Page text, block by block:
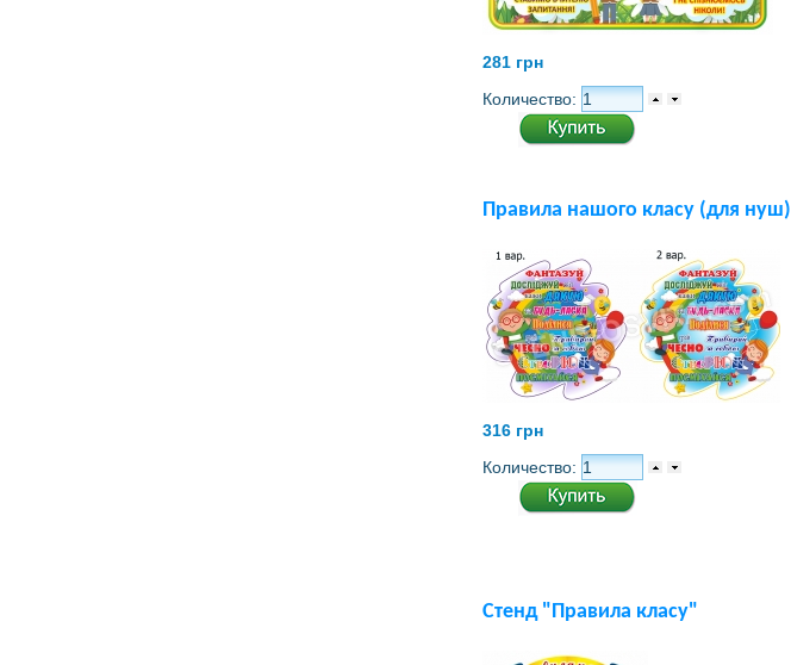
281 грн
Количество:
Правила нашого класу (для нуш)
316 грн
Количество:
Стенд "Правила класу"